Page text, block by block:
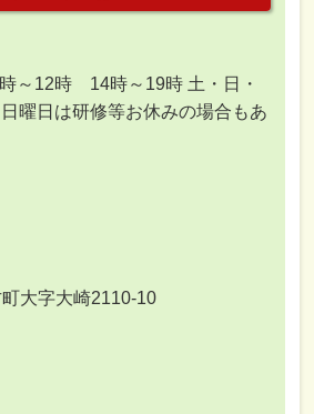
～12時 14時～19時 土・日・
日は研修等お休みの場合もあ
大字大崎2110-10